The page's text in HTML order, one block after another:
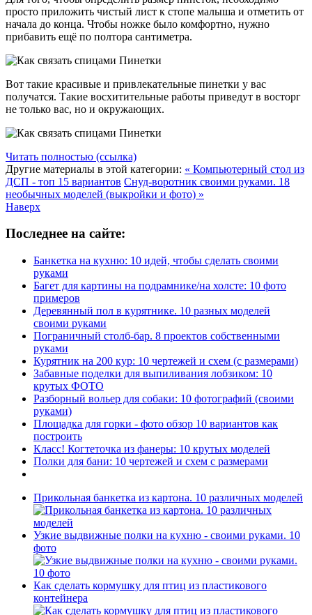
просто приложить чистый лист к стопе малыша и отметить от
начала до конца. Чтобы ножке было комфортно, нужно
прибавить ещё по полтора сантиметра.
Вот такие красивые и привлекательные пинетки у вас
получатся. Такие восхитительные работы приведут в восторг
не только вас, но и окружающих.
Читать полностью (ссылка)
Другие материалы в этой категории: « Компьютерный стол из
ДСП - топ 15 вариантов Снуд-воротник своими руками. 18
необычных моделей (выкройки и фото) »
Наверх
Последнее на сайте:
Банкетка на кухню: 10 идей, чтобы сделать своими
руками
Багет для картины на подрамнике/на холсте: 10 фото
примеров
Деревянный пол в курятнике. 10 разных моделей
своими руками
Пограничный столб-бар. 8 проектов собственными
руками
Курятник на 200 кур: 10 чертежей и схем (с размерами)
Забавные поделки для выпиливания лобзиком: 10
крутых ФОТО
Разборный вольер для собаки: 10 фотографий (своими
руками)
Площадка для горки - фото обзор 10 вариантов как
построить
Класс! Когтеточка из фанеры: 10 крутых моделей
Полки для бани: 10 чертежей и схем с размерами
Прикольная банкетка из картона. 10 различных моделей
Узкие выдвижные полки на кухню - своими руками. 10
фото
Как сделать кормушку для птиц из пластикового
контейнера